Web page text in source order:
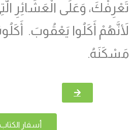
تَعْرِفْكَ، وَعَلَى الْعَشَائِرِ
لأَنَّهُمْ أَكَلُوا يَعْقُوبَ.
مَسْكَنَهُ.
أسفار الكتاب